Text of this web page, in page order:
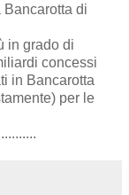
di
in grado di
concessi
in Bancarotta
per le